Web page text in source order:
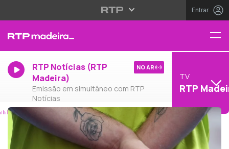
Entrar
RTP Notícias (RTP
Madeira)
Emissão em simultâneo com RTP
Notícias
NO AR
TV
RTP